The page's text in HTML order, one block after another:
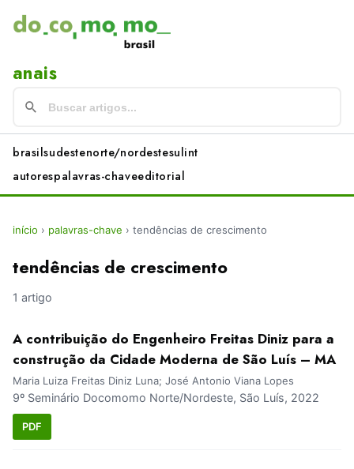
anais
brasilsudestenorte/nordestesulint
autorespalavras-chaveeditorial
início › palavras-chave › tendências de crescimento
tendências de crescimento
1 artigo
A contribuição do Engenheiro Freitas Diniz para a
construção da Cidade Moderna de São Luís – MA
Maria Luiza Freitas Diniz Luna; José Antonio Viana Lopes
9º Seminário Docomomo Norte/Nordeste, São Luís, 2022
PDF